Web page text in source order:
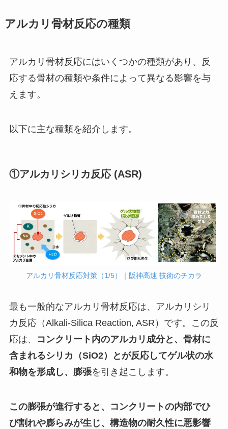
アルカリ骨材反応の種類
アルカリ骨材反応にはいくつかの種類があり、反
応する骨材の種類や条件によって異なる影響を与
えます。
以下に主な種類を紹介します。
①アルカリシリカ反応 (ASR)
アルカリ骨材反応対策（1/5）｜阪神高速 技術のチカラ
最も一般的なアルカリ骨材反応は、アルカリシリ
カ反応（Alkali-Silica Reaction, ASR）です。この反
応は、
コンクリート内のアルカリ成分と、骨材に
含まれるシリカ（SiO2）とが反応してゲル状の水
和物を形成し、膨張を引き起こします。
この膨張が進行すると、コンクリートの内部でひ
び割れや膨らみが生じ、構造物の耐久性に悪影響